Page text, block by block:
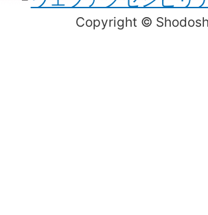
Copyright ©